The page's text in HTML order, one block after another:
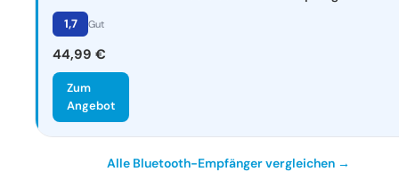
1,7 Gut
44,99 €
Zum
Angebot
Alle Bluetooth-Empfänger vergleichen →